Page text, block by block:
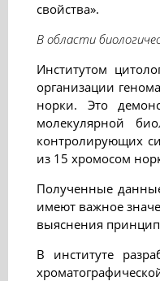
свойства».
В области
Институтом
организации
норки. Это
молекулярной
контролирующих
из 15 хромосом
Полученные
имеют важное
выяснения
В институте